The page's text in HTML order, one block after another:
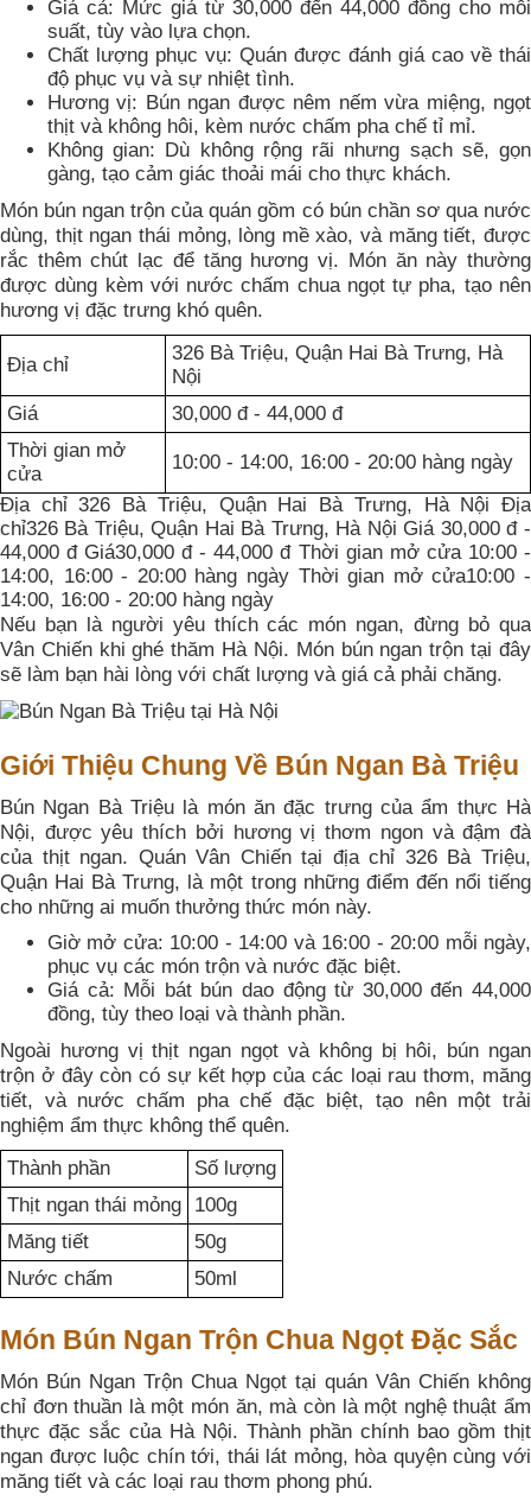
Giá cả: Mức giá từ 30,000 đến 44,000 đồng cho mỗi
suất, tùy vào lựa chọn.
Chất lượng phục vụ: Quán được đánh giá cao về thái
độ phục vụ và sự nhiệt tình.
Hương vị: Bún ngan được nêm nếm vừa miệng, ngọt
thịt và không hôi, kèm nước chấm pha chế tỉ mỉ.
Không gian: Dù không rộng rãi nhưng sạch sẽ, gọn
gàng, tạo cảm giác thoải mái cho thực khách.
Món bún ngan trộn của quán gồm có bún chần sơ qua nước
dùng, thịt ngan thái mỏng, lòng mề xào, và măng tiết, được
rắc thêm chút lạc để tăng hương vị. Món ăn này thường
được dùng kèm với nước chấm chua ngọt tự pha, tạo nên
hương vị đặc trưng khó quên.
Địa chỉ
326 Bà Triệu, Quận Hai Bà Trưng, Hà
Nội
Giá
30,000 đ - 44,000 đ
Thời gian mở
cửa
10:00 - 14:00, 16:00 - 20:00 hàng ngày
Địa chỉ 326 Bà Triệu, Quận Hai Bà Trưng, Hà Nội Địa
chỉ326 Bà Triệu, Quận Hai Bà Trưng, Hà Nội Giá 30,000 đ -
44,000 đ Giá30,000 đ - 44,000 đ Thời gian mở cửa 10:00 -
14:00, 16:00 - 20:00 hàng ngày Thời gian mở cửa10:00 -
14:00, 16:00 - 20:00 hàng ngày
Nếu bạn là người yêu thích các món ngan, đừng bỏ qua
Vân Chiến khi ghé thăm Hà Nội. Món bún ngan trộn tại đây
sẽ làm bạn hài lòng với chất lượng và giá cả phải chăng.
Giới Thiệu Chung Về Bún Ngan Bà Triệu
Bún Ngan Bà Triệu là món ăn đặc trưng của ẩm thực Hà
Nội, được yêu thích bởi hương vị thơm ngon và đậm đà
của thịt ngan. Quán Vân Chiến tại địa chỉ 326 Bà Triệu,
Quận Hai Bà Trưng, là một trong những điểm đến nổi tiếng
cho những ai muốn thưởng thức món này.
Giờ mở cửa: 10:00 - 14:00 và 16:00 - 20:00 mỗi ngày,
phục vụ các món trộn và nước đặc biệt.
Giá cả: Mỗi bát bún dao động từ 30,000 đến 44,000
đồng, tùy theo loại và thành phần.
Ngoài hương vị thịt ngan ngọt và không bị hôi, bún ngan
trộn ở đây còn có sự kết hợp của các loại rau thơm, măng
tiết, và nước chấm pha chế đặc biệt, tạo nên một trải
nghiệm ẩm thực không thể quên.
Thành phần
Số lượng
Thịt ngan thái mỏng
100g
Măng tiết
50g
Nước chấm
50ml
Món Bún Ngan Trộn Chua Ngọt Đặc Sắc
Món Bún Ngan Trộn Chua Ngọt tại quán Vân Chiến không
chỉ đơn thuần là một món ăn, mà còn là một nghệ thuật ẩm
thực đặc sắc của Hà Nội. Thành phần chính bao gồm thịt
ngan được luộc chín tới, thái lát mỏng, hòa quyện cùng với
măng tiết và các loại rau thơm phong phú.